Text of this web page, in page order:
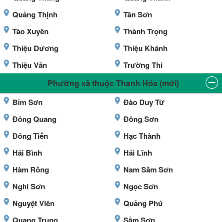
Quảng Thịnh
Tân Sơn
Tào Xuyên
Thành Trọng
Thiệu Dương
Thiệu Khánh
Thiệu Vân
Trường Thi
Phường xã thuộc Thanh Hóa (mới)
Bỉm Sơn
Đào Duy Từ
Đông Quang
Đông Sơn
Đông Tiến
Hạc Thành
Hải Bình
Hải Lĩnh
Hàm Rồng
Nam Sầm Sơn
Nghi Sơn
Ngọc Sơn
Nguyệt Viên
Quảng Phú